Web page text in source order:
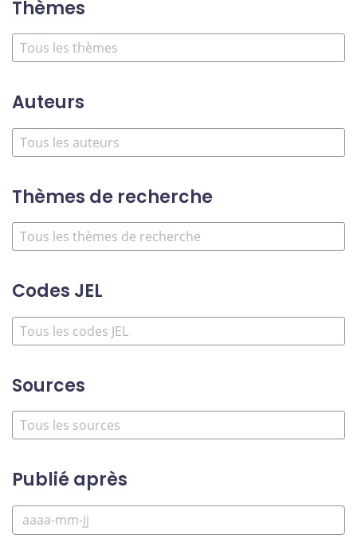
Thèmes
Auteurs
Thèmes de recherche
Codes JEL
Sources
Publié après